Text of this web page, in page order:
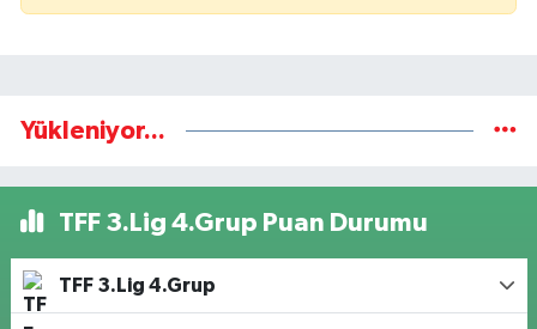
Yükleniyor...
TFF 3.Lig 4.Grup Puan Durumu
TFF 3.Lig 4.Grup